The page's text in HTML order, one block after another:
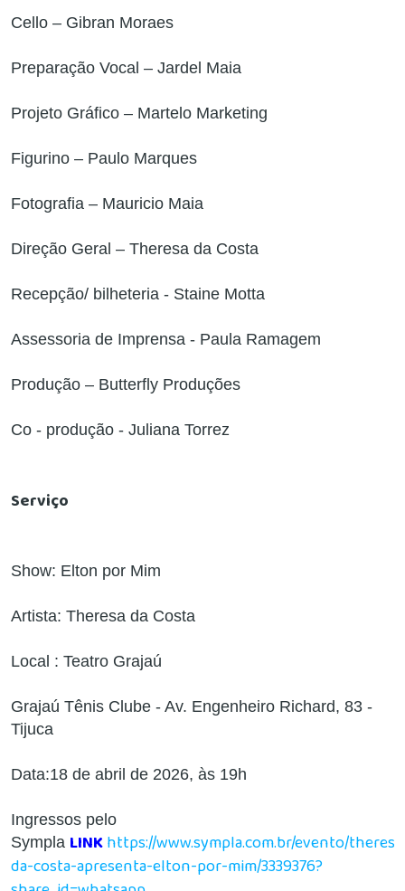
Cello – Gibran Moraes
Preparação Vocal – Jardel Maia
Projeto Gráfico – Martelo Marketing
Figurino – Paulo Marques
Fotografia – Mauricio Maia
Direção Geral – Theresa da Costa
Recepção/ bilheteria - Staine Motta
Assessoria de Imprensa - Paula Ramagem
Produção – Butterfly Produções
Co - produção - Juliana Torrez
Serviço
Show: Elton por Mim
Artista: Theresa da Costa
Local : Teatro Grajaú
Grajaú Tênis Clube - Av. Engenheiro Richard, 83 -
Tijuca
Data:18 de abril de 2026, às 19h
Ingressos pelo
Sympla LINKhttps://www.sympla.com.br/evento/
da-costa-apresenta-elton-por-mim/3339376?